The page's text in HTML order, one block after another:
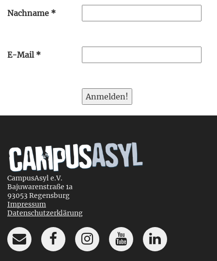
Nachname *
E-Mail *
CampusAsyl e.V.
Bajuwarenstraße 1a
93053 Regensburg
Impressum
Datenschutzerklärung